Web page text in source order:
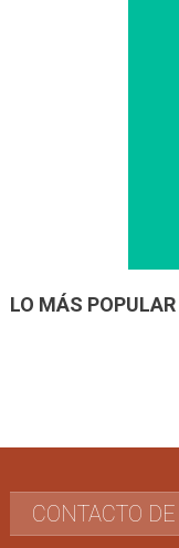
LO MÁS POPULAR
CONTACTO